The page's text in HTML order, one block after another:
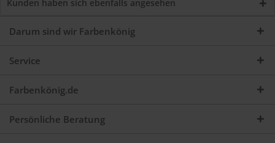
Kunden haben sich ebenfalls angesehen
Darum sind wir Farbenkönig
Service
Farbenkönig.de
Persönliche Beratung